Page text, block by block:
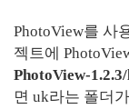
PhotoView를 사
젝트에
PhotoView-
면 uk라는 폴더